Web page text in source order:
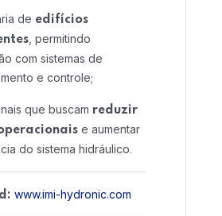
de edifícios
, permitindo
com sistemas de
e controle;
que buscam reduzir
e aumentar
do sistema hidráulico.
www.imi-hydronic.com